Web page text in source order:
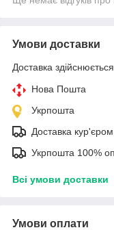
Умови доставки
Доставка
Нова Пошта
Укрпошта
Доставка кур'єром
Укрпошта 100%
Всі умови доставки
Умови оплати